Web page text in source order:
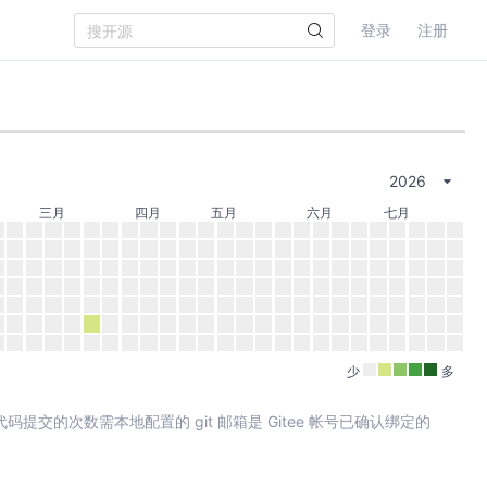
登录 注册
2026
三月 四月 五月 六月 七月
少 多
提交的次数需本地配置的 git 邮箱是 Gitee 帐号已确认绑定的